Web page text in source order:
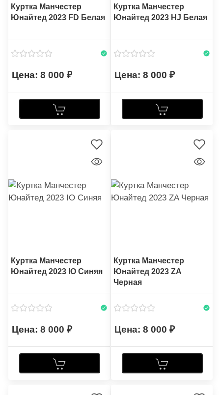
Куртка Манчестер
Юнайтед 2023 FD Белая
8 000
Куртка Манчестер
Юнайтед 2023 HJ Белая
8 000
Куртка Манчестер
Юнайтед 2023 IO Синяя
8 000
Куртка Манчестер
Юнайтед 2023 ZA
Черная
8 000